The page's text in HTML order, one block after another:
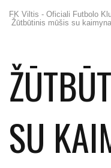
FK Viltis - Oficiali Futbolo
Žūtbūtinis mūšis su
SU